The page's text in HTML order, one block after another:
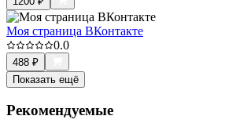
Моя страница ВКонтакте
0.0
488 ₽
Показать ещё
Рекомендуемые